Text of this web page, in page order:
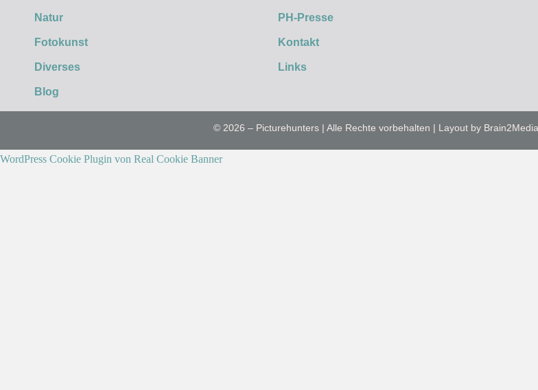
Natur
Fotokunst
Diverses
Blog
PH-Presse
Kontakt
Links
© 2026 – Picturehunters | Alle Rechte vorbehalten | Layout by
WordPress Cookie Plugin von Real Cookie Banner